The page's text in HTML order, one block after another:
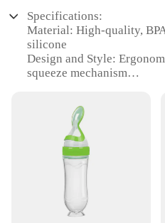
Specifications:
Material: High-quality,
silicone
Design and Style:
squeeze mechanism
Typical Adaptive
and on-the-go feeding
Shape or Size or Weight
convenient set with
Performance and
easy to clean
Features: